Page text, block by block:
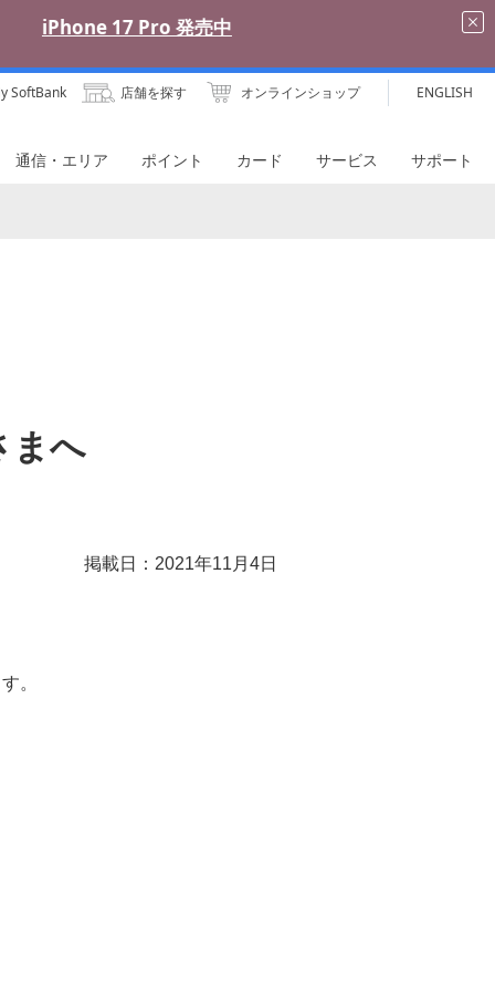
SoftBank 店舗を探す オンラインショップ ENGLISH
通信・エリア ポイント カード サービス サポート
まへ
掲載日：2021年11月4日
。